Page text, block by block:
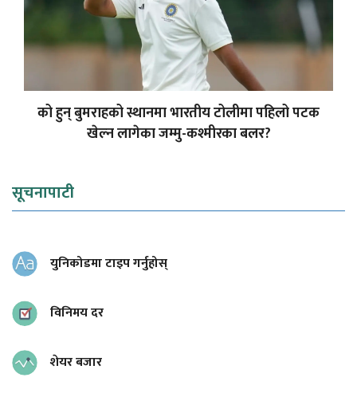
को हुन् बुमराहको स्थानमा भारतीय टोलीमा पहिलो पटक
खेल्न लागेका जम्मु-कश्मीरका बलर?
सूचनापाटी
युनिकोडमा टाइप गर्नुहोस्
विनिमय दर
शेयर बजार